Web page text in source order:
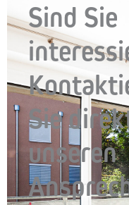
Sind Sie
Sie
unseren